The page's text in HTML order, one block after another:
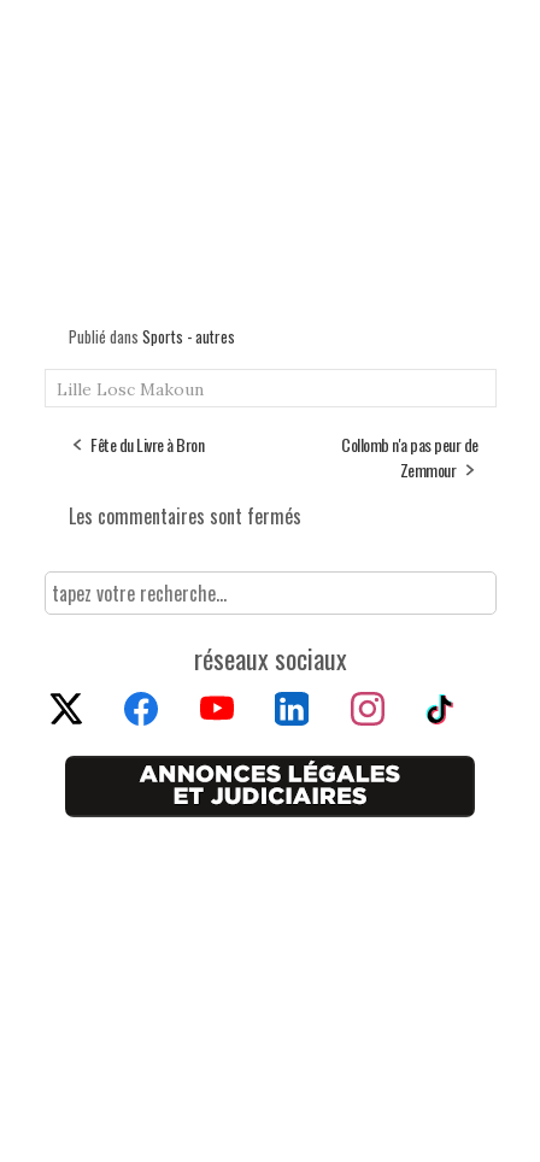
Publié dans Sports - autres
Lille Losc Makoun
Fête du Livre à Bron
Collomb n'a pas peur de
Zemmour
Les commentaires sont fermés
réseaux sociaux